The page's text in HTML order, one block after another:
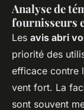
Analyse de
fournisseurs
Les avis abri
priorité des
efficace contre
vent fort. La
sont souvent